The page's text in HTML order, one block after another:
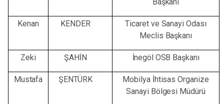
Kenan KENDER Ticaret ve Sanayi Odası
Meclis Başkanı
Zeki ŞAHİN İnegöl OSB Başkanı
Mustafa ŞENTÜRK Mobilya İhtisas Organize
Sanayi Bölgesi Müdürü